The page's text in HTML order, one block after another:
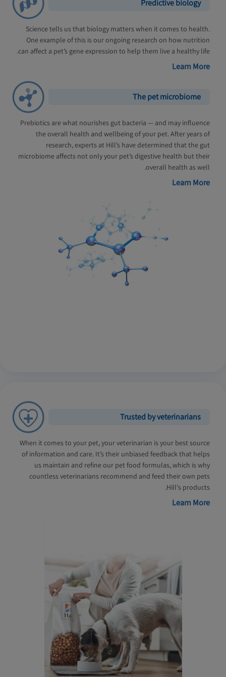
Predictive biology
Science tells us that biology matters when it comes to health.
One example of this is our ongoing research on how nutrition
can affect a pet’s gene expression to help them live a healthy life.
Learn More
The pet microbiome
Prebiotics are what nourishes gut bacteria — and may influence
the overall health and wellbeing of your pet. After years of
research, experts at Hill’s have determined that the gut
microbiome affects not only your pet’s digestive health but their
overall health as well.
Learn More
Trusted by veterinarians
When it comes to your pet, your veterinarian is your best source
of information and care. It’s their unbiased feedback that helps
us maintain and refine our pet food formulas, which is why
countless veterinarians recommend and feed their own pets
Hill's products.
Learn More